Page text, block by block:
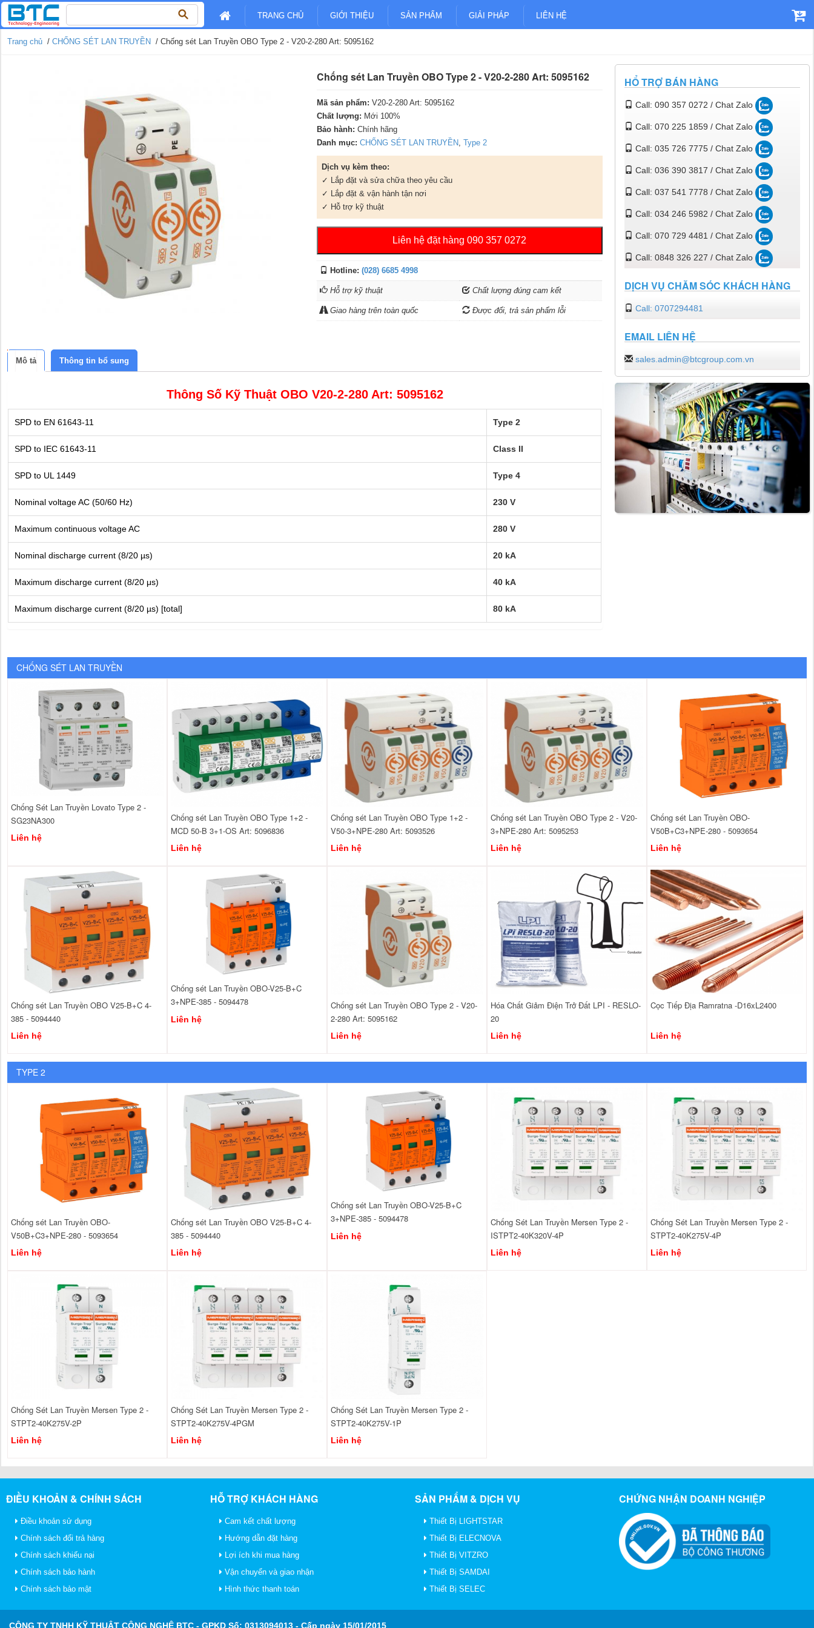
kiếm
cho:
TRANG CHỦ GIỚI THIỆU SẢN PHẨM GIẢI PHÁP LIÊN HỆ
Trang chủ / CHỐNG SÉT LAN TRUYỀN / Chống sét Lan Truyền OBO Type 2 - V20-2-280 Art: 5095162
Chống sét Lan Truyền OBO Type 2 - V20-2-280 Art: 5095162
Mã sản phẩm: V20-2-280 Art: 5095162
Chất lượng: Mới 100%
Bảo hành: Chính hãng
Danh mục: CHỐNG SÉT LAN TRUYỀN, Type 2
Dịch vụ kèm theo:
✓ Lắp đặt và sửa chữa theo yêu cầu
✓ Lắp đặt & vận hành tận nơi
✓ Hỗ trợ kỹ thuật
Liên hệ đặt hàng 090 357 0272
Hotline: (028) 6685 4998
Hỗ trợ kỹ thuật Chất lượng đúng cam kết
Giao hàng trên toàn quốc Được đổi, trả sản phẩm lỗi
Mô tả Thông tin bổ sung
Thông Số Kỹ Thuật OBO V20-2-280 Art: 5095162
SPD to EN 61643-11 Type 2
SPD to IEC 61643-11 Class II
SPD to UL 1449 Type 4
Nominal voltage AC (50/60 Hz) 230 V
Maximum continuous voltage AC 280 V
Nominal discharge current (8/20 µs) 20 kA
Maximum discharge current (8/20 μs) 40 kA
Maximum discharge current (8/20 µs) [total] 80 kA
HỔ TRỢ BÁN HÀNG
Call: 090 357 0272 / Chat Zalo
Call: 070 225 1859 / Chat Zalo
Call: 035 726 7775 / Chat Zalo
Call: 036 390 3817 / Chat Zalo
Call: 037 541 7778 / Chat Zalo
Call: 034 246 5982 / Chat Zalo
Call: 070 729 4481 / Chat Zalo
Call: 0848 326 227 / Chat Zalo
DỊCH VỤ CHĂM SÓC KHÁCH HÀNG
Call: 0707294481
EMAIL LIÊN HỆ
sales.admin@btcgroup.com.vn
CHỐNG SÉT LAN TRUYỀN
Chống Sét Lan Truyền Lovato Type 2 -
SG23NA300
Liên hệ
Chống sét Lan Truyền OBO Type 1+2 -
MCD 50-B 3+1-OS Art: 5096836
Liên hệ
Chống sét Lan Truyền OBO Type 1+2 -
V50-3+NPE-280 Art: 5093526
Liên hệ
Chống sét Lan Truyền OBO Type 2 - V20-
3+NPE-280 Art: 5095253
Liên hệ
Chống sét Lan Truyền OBO-
V50B+C3+NPE-280 - 5093654
Liên hệ
Chống sét Lan Truyền OBO V25-B+C 4-
385 - 5094440
Liên hệ
Chống sét Lan Truyền OBO-V25-B+C
3+NPE-385 - 5094478
Liên hệ
Chống sét Lan Truyền OBO Type 2 - V20-
2-280 Art: 5095162
Liên hệ
Hóa Chất Giảm Điện Trở Đất LPI - RESLO-
20
Liên hệ
Cọc Tiếp Địa Ramratna -D16xL2400
Liên hệ
TYPE 2
Chống sét Lan Truyền OBO-
V50B+C3+NPE-280 - 5093654
Liên hệ
Chống sét Lan Truyền OBO V25-B+C 4-
385 - 5094440
Liên hệ
Chống sét Lan Truyền OBO-V25-B+C
3+NPE-385 - 5094478
Liên hệ
Chống Sét Lan Truyền Mersen Type 2 -
ISTPT2-40K320V-4P
Liên hệ
Chống Sét Lan Truyền Mersen Type 2 -
STPT2-40K275V-4P
Liên hệ
Chống Sét Lan Truyền Mersen Type 2 -
STPT2-40K275V-2P
Liên hệ
Chống Sét Lan Truyền Mersen Type 2 -
STPT2-40K275V-4PGM
Liên hệ
Chống Sét Lan Truyền Mersen Type 2 -
STPT2-40K275V-1P
Liên hệ
ĐIỀU KHOẢN & CHÍNH SÁCH
Điều khoản sử dụng
Chính sách đổi trả hàng
Chính sách khiếu nại
Chính sách bảo hành
Chính sách bảo mật
HỖ TRỢ KHÁCH HÀNG
Cam kết chất lượng
Hướng dẫn đặt hàng
Lợi ích khi mua hàng
Vận chuyển và giao nhận
Hình thức thanh toán
SẢN PHẨM & DỊCH VỤ
Thiết Bị LIGHTSTAR
Thiết Bị ELECNOVA
Thiết Bị VITZRO
Thiết Bị SAMDAI
Thiết Bị SELEC
CHỨNG NHẬN DOANH NGHIỆP
CÔNG TY TNHH KỸ THUẬT CÔNG NGHỆ BTC - GPKD Số: 0313094013 - Cấp ngày 15/01/2015